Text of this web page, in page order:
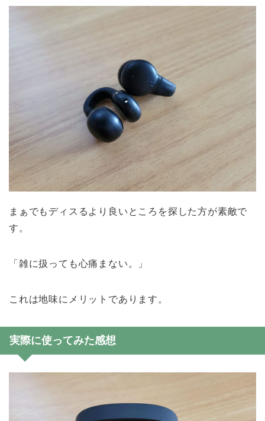
まぁでもディスるより良いところを探した方が素敵で
す。
「雑に扱っても心痛まない。」
これは地味にメリットであります。
実際に使ってみた感想